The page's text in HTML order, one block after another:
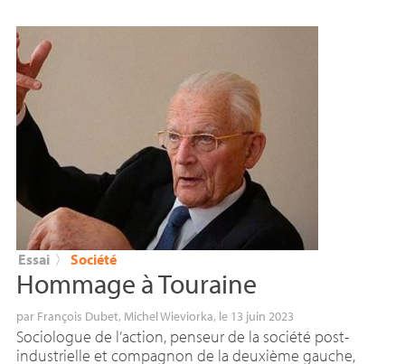
Essai 〉 Société
Hommage à Touraine
par François Dubet, Michel Wieviorka, le 13 juin 2023
Sociologue de l’action, penseur de la société post-
industrielle et compagnon de la deuxième gauche,